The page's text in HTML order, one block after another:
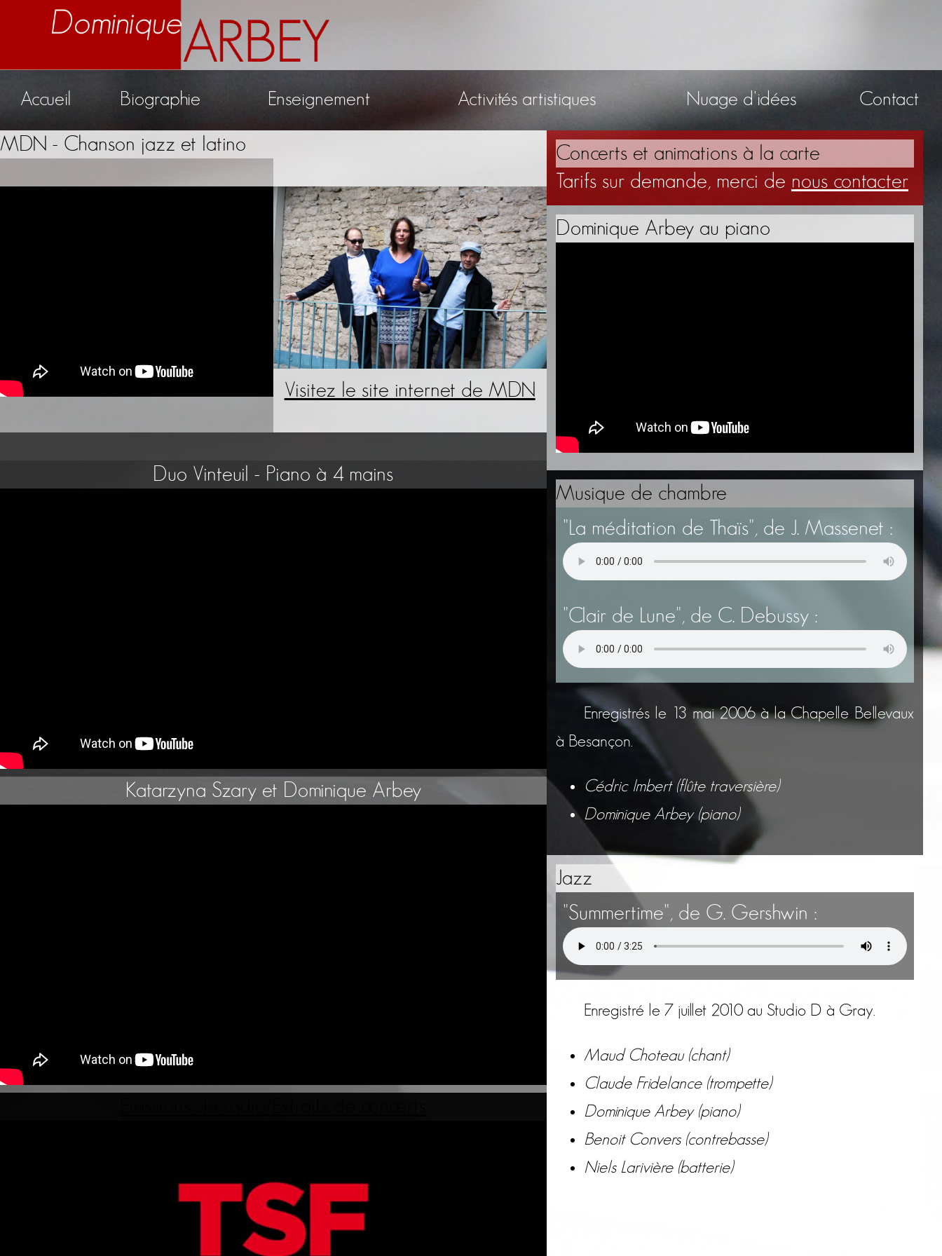
Accueil Biographie Enseignement Activités artistiques Nuage d'idées Contact
MDN - Chanson jazz et latino
Visitez le site internet de MDN
Duo Vinteuil - Piano à 4 mains
Katarzyna Szary et Dominique Arbey
Concerts et animations à la carte
Tarifs sur demande, merci de nous contacter
Dominique Arbey au piano
Musique de chambre
"La méditation de Thaïs", de J. Massenet :
"Clair de Lune", de C. Debussy :
Enregistrés le 13 mai 2006 à la Chapelle Bellevaux
à Besançon.
Cédric Imbert (flûte traversière)
Dominique Arbey (piano)
Jazz
"Summertime", de G. Gershwin :
Enregistré le 7 juillet 2010 au Studio D à Gray.
Maud Choteau (chant)
Claude Fridelance (trompette)
Dominique Arbey (piano)
Benoit Convers (contrebasse)
Niels Larivière (batterie)